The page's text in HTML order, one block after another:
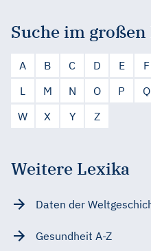
Suche im
A B C D E F
L
M N O P Q
W
X Y Z
Weitere Lexika
Daten der
Gesundheit A-Z